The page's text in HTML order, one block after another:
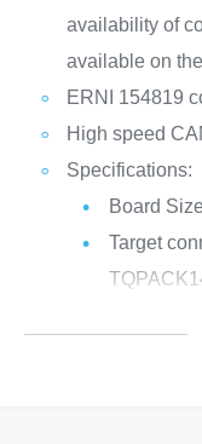
availability of
available on
ERNI 154819
High speed
Specifications:
Board
Target